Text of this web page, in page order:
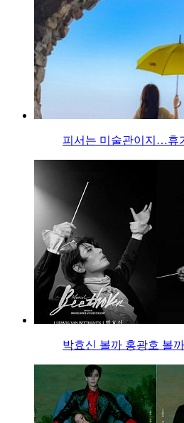
피서는 미술관이지…휴
박효신 볼까 홍광호 볼